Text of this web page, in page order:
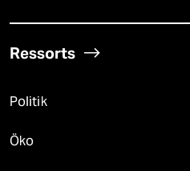
Ressorts
Politik
Öko